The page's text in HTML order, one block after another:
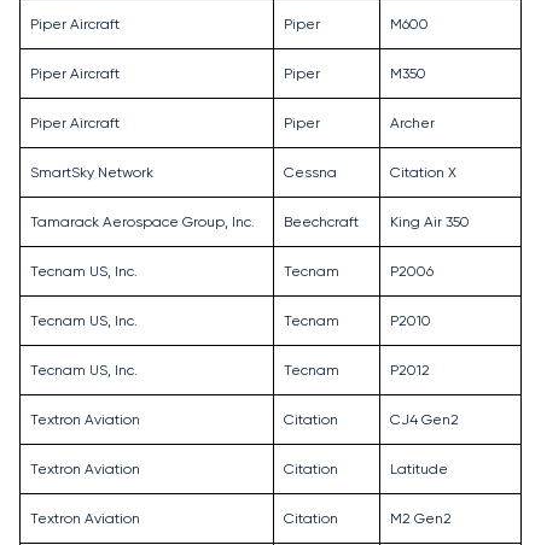
Piper Aircraft Piper M600
Piper Aircraft Piper M350
Piper Aircraft Piper Archer
SmartSky Network Cessna Citation X
Tamarack Aerospace Group, Inc. Beechcraft King Air 350
Tecnam US, Inc. Tecnam P2006
Tecnam US, Inc. Tecnam P2010
Tecnam US, Inc. Tecnam P2012
Textron Aviation Citation CJ4 Gen2
Textron Aviation Citation Latitude
Textron Aviation Citation M2 Gen2